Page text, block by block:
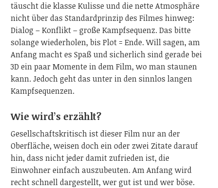
täuscht die klasse Kulisse und die nette Atmosphäre
nicht über das Standardprinzip des Filmes hinweg:
Dialog – Konflikt – große Kampfsequenz. Das bitte
solange wiederholen, bis Plot = Ende. Will sagen, am
Anfang macht es Spaß und sicherlich sind gerade bei
3D ein paar Momente in dem Film, wo man staunen
kann. Jedoch geht das unter in den sinnlos langen
Kampfsequenzen.
Wie wird’s erzählt?
Gesellschaftskritisch ist dieser Film nur an der
Oberfläche, weisen doch ein oder zwei Zitate darauf
hin, dass nicht jeder damit zufrieden ist, die
Einwohner einfach auszubeuten. Am Anfang wird
recht schnell dargestellt, wer gut ist und wer böse.